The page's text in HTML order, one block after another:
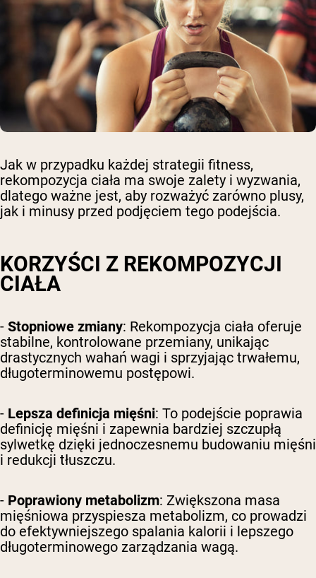
Jak w przypadku każdej strategii fitness,
rekompozycja ciała ma swoje zalety i wyzwania,
dlatego ważne jest, aby rozważyć zarówno plusy,
jak i minusy przed podjęciem tego podejścia.
KORZYŚCI Z REKOMPOZYCJI
CIAŁA
- Stopniowe zmiany: Rekompozycja ciała oferuje
stabilne, kontrolowane przemiany, unikając
drastycznych wahań wagi i sprzyjając trwałemu,
długoterminowemu postępowi.
- Lepsza definicja mięśni: To podejście poprawia
definicję mięśni i zapewnia bardziej szczupłą
sylwetkę dzięki jednoczesnemu budowaniu mięśni
i redukcji tłuszczu.
- Poprawiony metabolizm: Zwiększona masa
mięśniowa przyspiesza metabolizm, co prowadzi
do efektywniejszego spalania kalorii i lepszego
długoterminowego zarządzania wagą.